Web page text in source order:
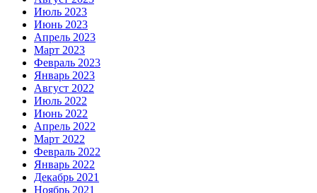
Июль 2023
Июнь 2023
Апрель 2023
Март 2023
Февраль 2023
Январь 2023
Август 2022
Июль 2022
Июнь 2022
Апрель 2022
Март 2022
Февраль 2022
Январь 2022
Декабрь 2021
Ноябрь 2021